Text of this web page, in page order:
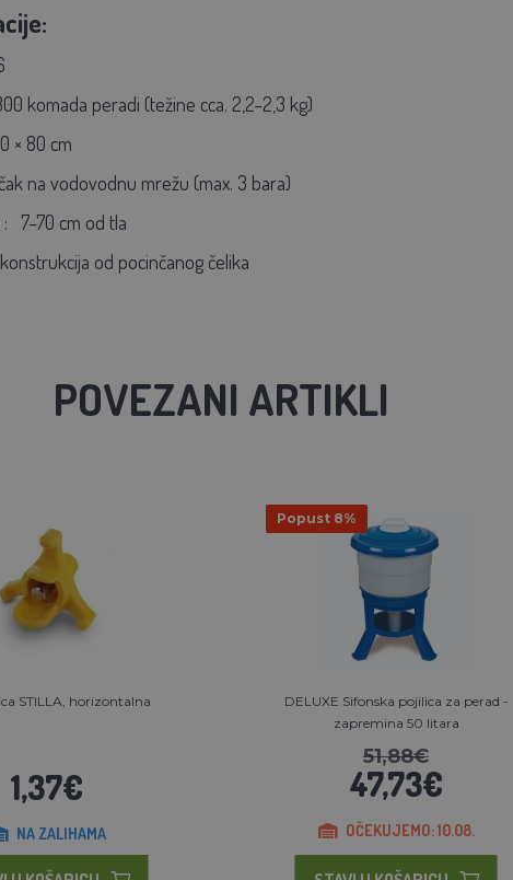
komada peradi (težine cca. 2,2–2,3 kg)
× 80 cm
na vodovodnu mrežu (max. 3 bara)
:
7–70 cm od tla
od pocinčanog čelika
POVEZANI ARTIKLI
STILLA, horizontalna
1,37€
NA ZALIHAMA
Popust 8%
DELUXE Sifonska pojilica za perad -
zapremina 50 litara
51,88€
47,73€
OČEKUJEMO: 10.08.